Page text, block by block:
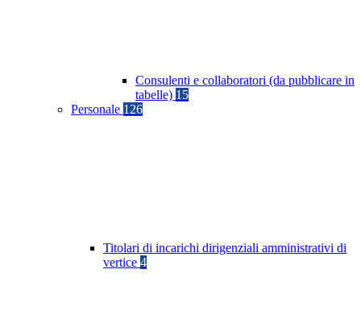
Consulenti e collaboratori (da pubblicare in
tabelle) 15
Personale 126
Titolari di incarichi dirigenziali amministrativi di
vertice 4